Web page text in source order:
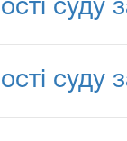
суду
суду